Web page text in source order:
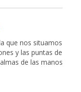
que nos situamos
y las puntas de
de las manos